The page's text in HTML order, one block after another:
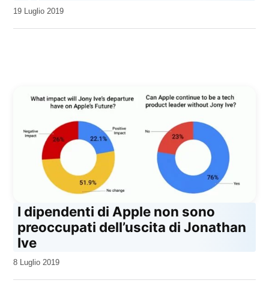
da
19 Luglio 2019
I dipendenti di Apple non sono
preoccupati dell’uscita di Jonathan
Ive
da
8 Luglio 2019